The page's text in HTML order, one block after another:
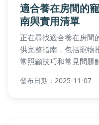
適合養在房間的
南與實用清單
正在尋找適合養在房間
供完整指南，包括寵物
常照顧技巧和常見問題
有疑慮。無論是學生、
發布日期：2025-11-07